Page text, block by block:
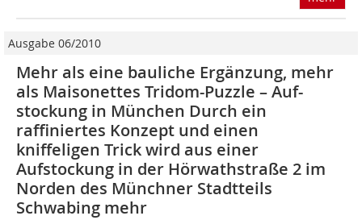
Ausgabe 06/2010
Mehr als eine bauliche Ergänzung, mehr
als Maisonettes Tridom-Puzzle – Auf-
stockung in München Durch ein
raffiniertes Konzept und einen
kniffeligen Trick wird aus einer
Aufstockung in der Hörwathstraße 2 im
Norden des Münchner Stadtteils
Schwabing mehr